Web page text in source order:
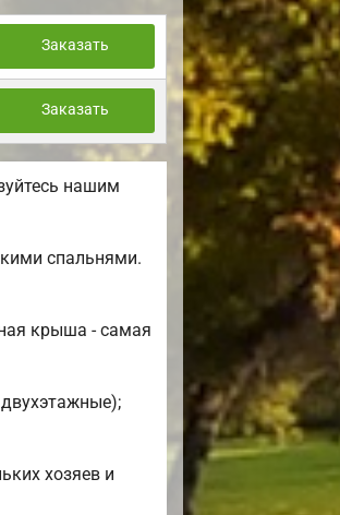
Заказать
Заказать
нашим
спальнями.
крыша - самая
хозяев и